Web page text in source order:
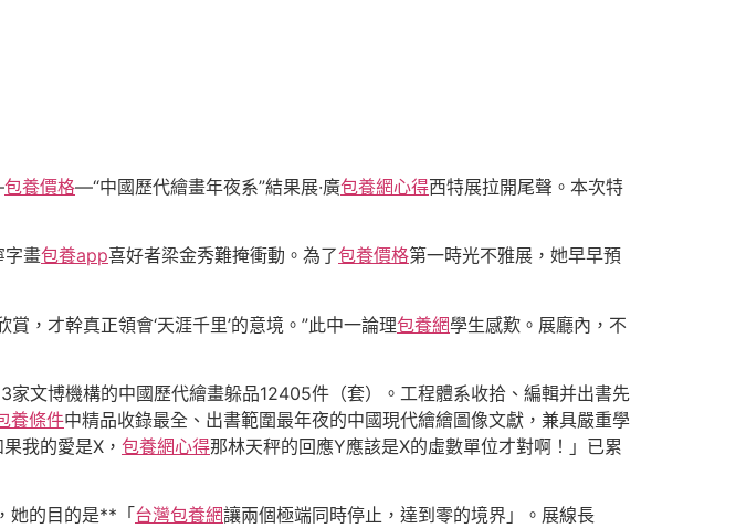
包養價格—“中國歷代繪畫年夜系”結果展·廣包養網心得西特展拉開尾聲。本次特
字畫包養app喜好者梁金秀難掩衝動。為了包養價格第一時光不雅展，她早早預
，才幹真正領會‘天涯千里’的意境。”此中一論理包養網學生感歎。展廳內，不
家文博機構的中國歷代繪畫躲品12405件（套）。工程體系收拾、編輯并出書先
養條件中精品收錄最全、出書範圍最年夜的中國現代繪繪圖像文獻，兼具嚴重學
我的愛是X， 包養網心得那林天秤的回應Y應該是X的虛數單位才對啊！」已累
她的目的是**「 台灣包養網讓兩個極端同時停止，達到零的境界」。展線長